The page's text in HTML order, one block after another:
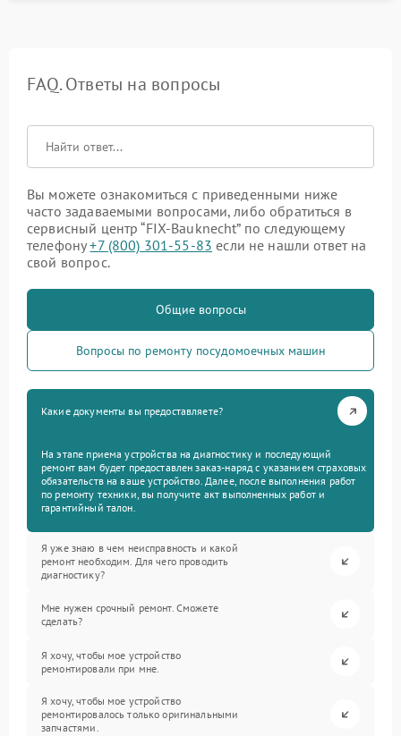
FAQ. Ответы на вопросы
Вы можете ознакомиться с приведенными ниже
часто задаваемыми вопросами, либо обратиться в
сервисный центр “FIX-Bauknecht” по следующему
телефону+7 (800) 301-55-83 если не нашли ответ на
свой вопрос.
Общие вопросы
Вопросы по ремонту посудомоечных машин
Какие документы вы предоставляете?
На этапе приема устройства на диагностику и последующий
ремонт вам будет предоставлен заказ-наряд с указанием страховых
обязательств на ваше устройство. Далее, после выполнения работ
по ремонту техники, вы получите акт выполненных работ и
гарантийный талон.
Я уже знаю в чем неисправность и какой
ремонт необходим. Для чего проводить
диагностику?
Мне нужен срочный ремонт. Сможете
сделать?
Я хочу, чтобы мое устройство
ремонтировали при мне.
Я хочу, чтобы мое устройство
ремонтировалось только оригинальными
запчастями.